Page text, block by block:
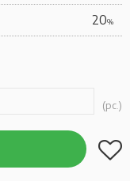
20%
pc.
Add